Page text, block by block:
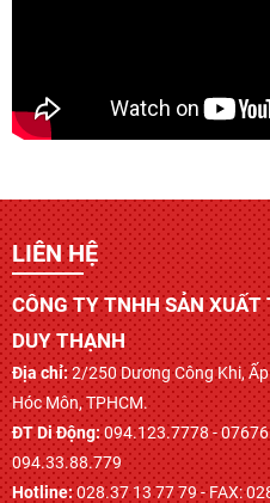
LIÊN HỆ
CÔNG TY TNHH SẢN
DUY THẠNH
Địa chỉ:2/250 Dương Công Khi, Ấp
Hóc Môn, TPHCM.
ĐT Di Động:094.123.7778 -
094.33.88.779
Hotline:028.37 13 77 79 - FAX: